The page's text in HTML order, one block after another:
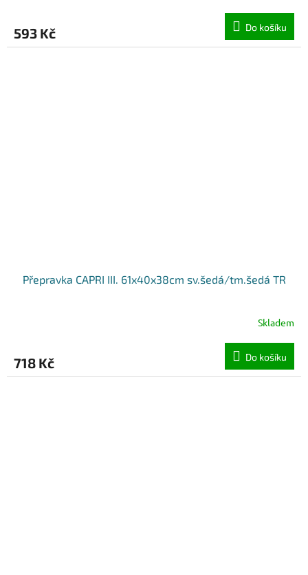
593 Kč Do košíku
Přepravka CAPRI III. 61x40x38cm sv.šedá/tm.šedá TR
Skladem
718 Kč Do košíku